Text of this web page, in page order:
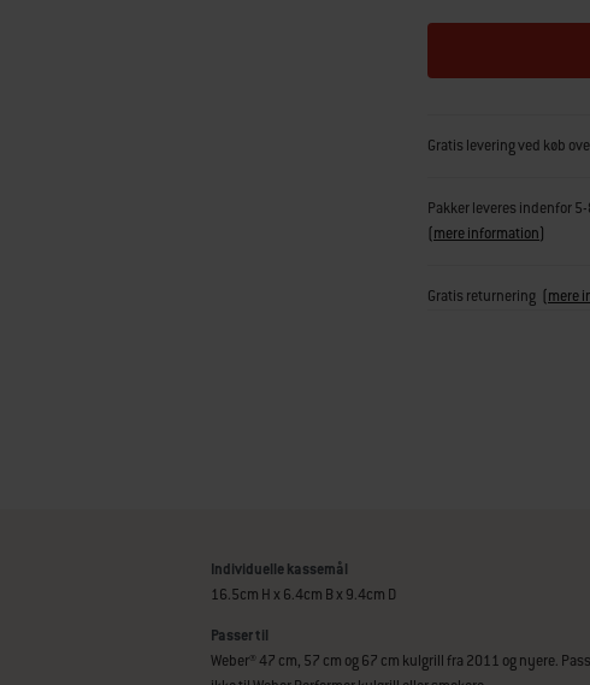
Gratis levering ved køb
Pakker leveres indenfor
(mere information)
Gratis returnering (mere
Individuelle kassemål
16.5cm H x 6.4cm B x 9.4cm D
Passer til
Weber® 47 cm, 57 cm og 67 cm kulgrill fra 2011 og nyere.